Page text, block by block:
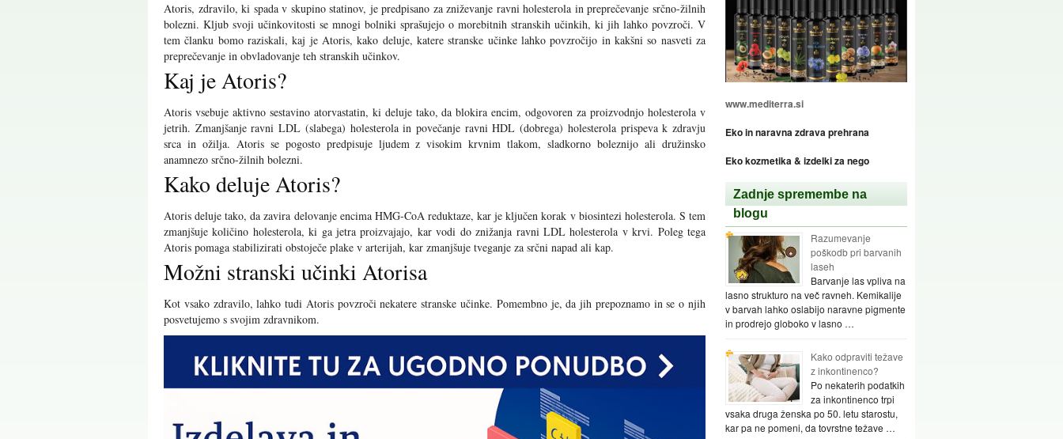
Atoris, zdravilo, ki spada v skupino statinov, je predpisano za zniževanje ravni holesterola in preprečevanje srčno-žilnih
bolezni. Kljub svoji učinkovitosti se mnogi bolniki sprašujejo o morebitnih stranskih učinkih, ki jih lahko povzroči. V
tem članku bomo raziskali, kaj je Atoris, kako deluje, katere stranske učinke lahko povzročijo in kakšni so nasveti za
preprečevanje in obvladovanje teh stranskih učinkov.
Kaj je Atoris?
Atoris vsebuje aktivno sestavino atorvastatin, ki deluje tako, da blokira encim, odgovoren za proizvodnjo holesterola v
jetrih. Zmanjšanje ravni LDL (slabega) holesterola in povečanje ravni HDL (dobrega) holesterola prispeva k zdravju
srca in ožilja. Atoris se pogosto predpisuje ljudem z visokim krvnim tlakom, sladkorno boleznijo ali družinsko
anamnezo srčno-žilnih bolezni.
Kako deluje Atoris?
Atoris deluje tako, da zavira delovanje encima HMG-CoA reduktaze, kar je ključen korak v biosintezi holesterola. S tem
zmanjšuje količino holesterola, ki ga jetra proizvajajo, kar vodi do znižanja ravni LDL holesterola v krvi. Poleg tega
Atoris pomaga stabilizirati obstoječe plake v arterijah, kar zmanjšuje tveganje za srčni napad ali kap.
Možni stranski učinki Atorisa
Kot vsako zdravilo, lahko tudi Atoris povzroči nekatere stranske učinke. Pomembno je, da jih prepoznamo in se o njih
posvetujemo s svojim zdravnikom.
www.mediterra.si
Eko in naravna zdrava prehrana
Eko kozmetika & izdelki za nego
Zadnje spremembe na
blogu
Razumevanje
poškodb pri barvanih
laseh
Barvanje las vpliva na
lasno strukturo na več ravneh. Kemikalije
v barvah lahko oslabijo naravne pigmente
in prodrejo globoko v lasno …
Kako odpraviti težave
z inkontinenco?
Po nekaterih podatkih
za inkontinenco trpi
vsaka druga ženska po 50. letu starostu,
kar pa ne pomeni, da tovrstne težave …